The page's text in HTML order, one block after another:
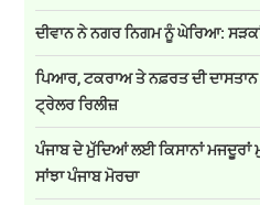
ਦੀਵਾਨ ਨੇ ਨਗਰ ਨਿਗਮ ਨੂੰ ਘੇਰਿਆ:
ਪਿਆਰ, ਟਕਰਾਅ ਤੇ ਨਫ਼ਰਤ ਦੀ ਦਾਸਤਾਨ
ਟ੍ਰੇਲਰ ਰਿਲੀਜ਼
ਪੰਜਾਬ ਦੇ ਮੁੱਦਿਆਂ ਲਈ ਕਿਸਾਨਾਂ
ਸਾਂਝਾ ਪੰਜਾਬ ਮੋਰਚਾ